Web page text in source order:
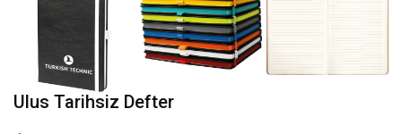
Ulus Tarihsiz Defter